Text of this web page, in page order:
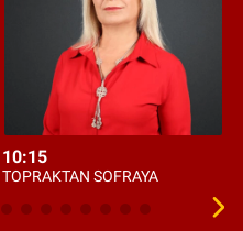
10:15
TOPRAKTAN SOFRAYA